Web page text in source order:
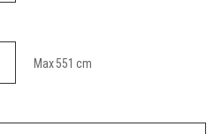
Max551 cm